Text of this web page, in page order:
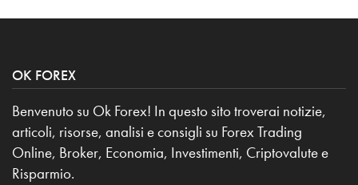
OK FOREX
Benvenuto su Ok Forex! In questo sito troverai notizie,
articoli, risorse, analisi e consigli su Forex Trading
Online, Broker, Economia, Investimenti, Criptovalute e
Risparmio.